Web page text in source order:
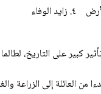
كبير على التاريخ،
من العائلة إلى